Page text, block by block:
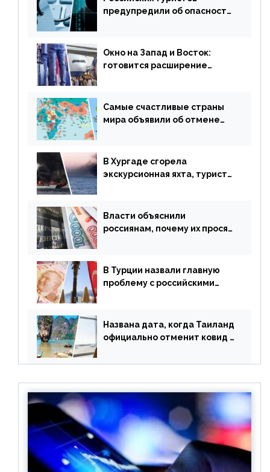
предупредили об опасности
Окно на Запад и Восток:
готовится расширение
Самые счастливые страны
мира объявили об отмене
В Хургаде сгорела
экскурсионная яхта, туристы
Власти объяснили
россиянам, почему их просят
В Турции назвали главную
проблему с российскими
Названа дата, когда Таиланд
официально отменит ковид и